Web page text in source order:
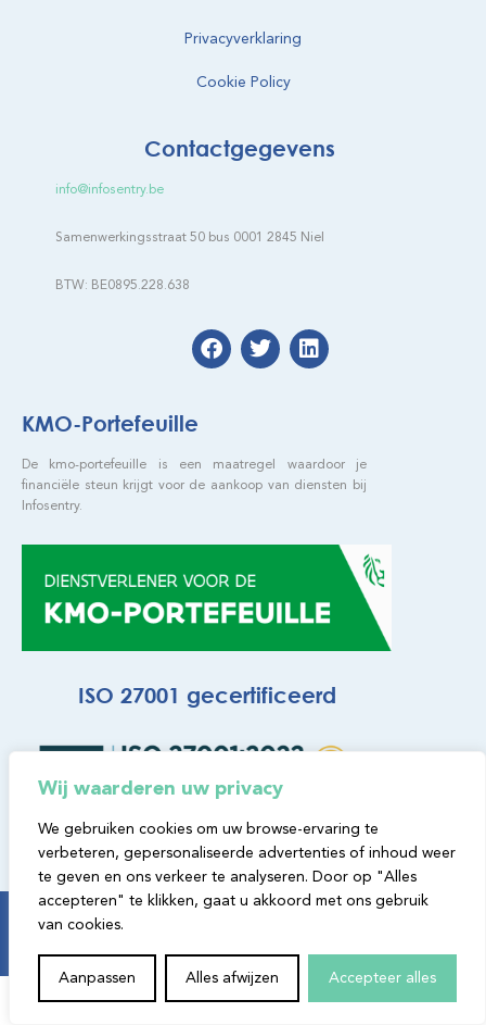
Wij waarderen uw privacy
We gebruiken cookies om uw browse-ervaring te
verbeteren, gepersonaliseerde advertenties of inhoud weer
te geven en ons verkeer te analyseren. Door op "Alles
accepteren" te klikken, gaat u akkoord met ons gebruik
van cookies.
Aanpassen Alles afwijzen Accepteer alles
Privacyverklaring
Cookie Policy
Contactgegevens
info@infosentry.be
Samenwerkingsstraat 50 bus 0001 2845 Niel
BTW: BE0895.228.638
KMO-Portefeuille
De kmo-portefeuille is een maatregel waardoor je
financiële steun krijgt voor de aankoop van diensten bij
Infosentry.
ISO 27001 gecertificeerd
© Copyright Infosentry NV 2026.​
Webdesign by Headr.